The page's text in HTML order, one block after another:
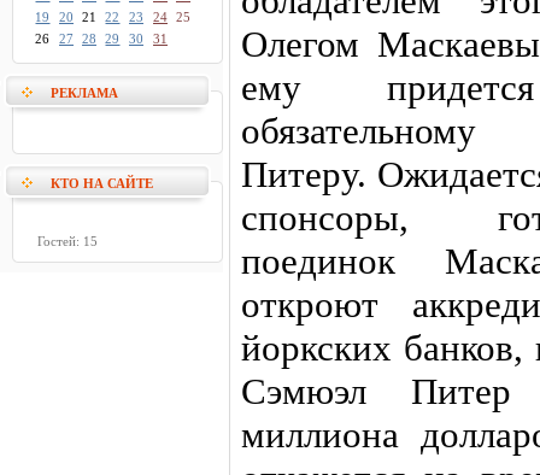
19
20 21 22 23 24 25
26
27 28 29 30 31
РЕКЛАМА
КТО НА САЙТЕ
Гостей: 15
Олегом
ему
Питеру.
спонсоры,
поединок
откроют
йоркских
Сэмюэл Питер
миллиона